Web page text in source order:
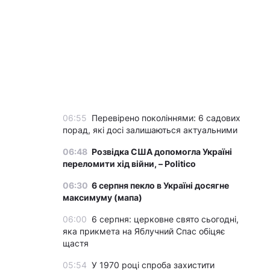
06:55 Перевірено поколіннями: 6 садових
порад, які досі залишаються актуальними
06:48 Розвідка США допомогла Україні
переломити хід війни, – Politico
06:30 6 серпня пекло в Україні досягне
максимуму (мапа)
06:00 6 серпня: церковне свято сьогодні,
яка прикмета на Яблучний Спас обіцяє
щастя
05:54 У 1970 році спроба захистити